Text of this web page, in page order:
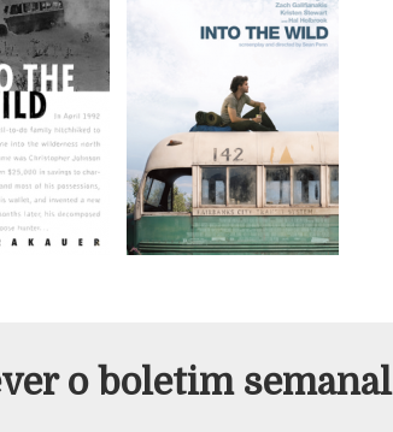
o boletim semanal